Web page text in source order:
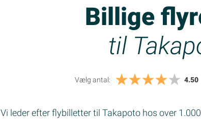
Billige
til
Vælg antal: 4.50
Vi leder efter flybilletter til Takapoto hos over